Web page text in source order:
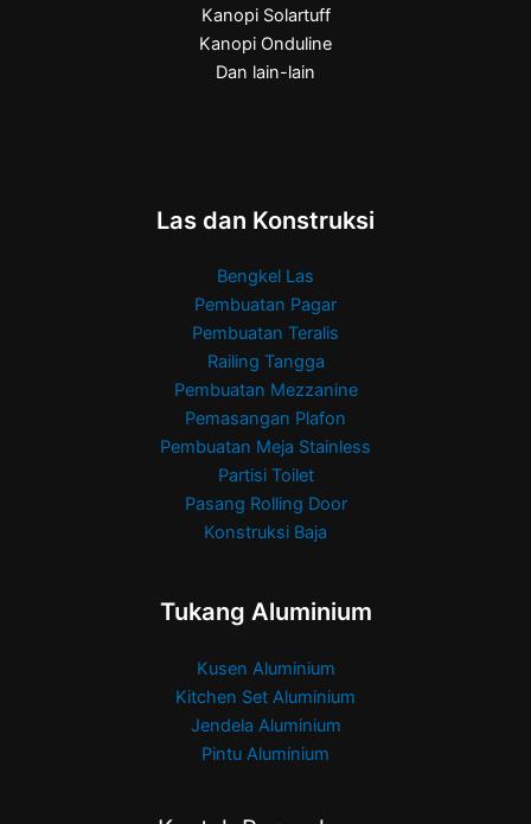
Kanopi Solartuff
Kanopi Onduline
Dan lain-lain
Las dan Konstruksi
Bengkel Las
Pembuatan Pagar
Pembuatan Teralis
Railing Tangga
Pembuatan Mezzanine
Pemasangan Plafon
Pembuatan Meja Stainless
Partisi Toilet
Pasang Rolling Door
Konstruksi Baja
Tukang Aluminium
Kusen Aluminium
Kitchen Set Aluminium
Jendela Aluminium
Pintu Aluminium